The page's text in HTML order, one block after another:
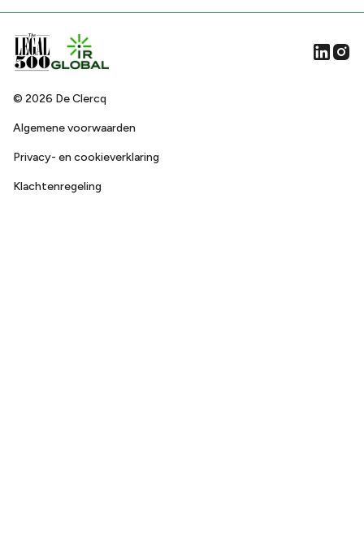
© 2026 De Clercq
Algemene voorwaarden
Privacy- en cookieverklaring
Klachtenregeling